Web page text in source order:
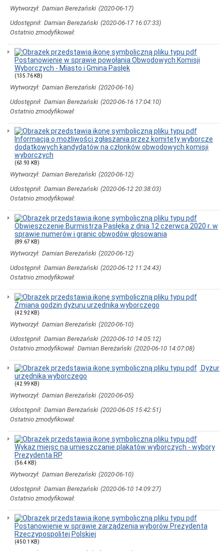
Dziennik
Ustaw
Monitor
Deklaracja
Dostępności
Koordynatorzy
dostępności
Elektroniczna
Obsługa
Interesanta
Elektroniczna
Skrzynka
Podawcza
Dostarczanie
dokumentów
do
Urzędu
Miejskiego
w
Pasłeku
na
nośniku
danych
Wymagania
dla
elektronicznych
dostarczanych
Urzędu
Miejskiego
Pasłęku
Załatwianie
spraw
Urzędzie
Moja
sprawa
Zamówienia
Publiczne
plany
zamówień
Ogłoszenia
przetargów
Postępowania
trwające
Zawiadomienia
wyborze
ofert
Postępowania
zakończone
Klauzula
informacyjna
Wytworzył: Damian Bereżański (2020-06-17)
Udostępnił: Damian Bereżański (2020-06-17 16:07:33)
Ostatnio zmodyfikował:
Postanowienie w sprawie powołania Obwodowych Komisji
Wyborczych - Miasto i Gmina Pasłęk
(135.76 KB)
Wytworzył: Damian Bereżański (2020-06-16)
Udostępnił: Damian Bereżański (2020-06-16 17:04:10)
Ostatnio zmodyfikował:
Informacja o możliwości zgłaszania przez komitety wyborcze
dodatkowych kandydatów na członków obwodowych komisji
wyborczych
(63.93 KB)
Wytworzył: Damian Bereżański (2020-06-12)
Udostępnił: Damian Bereżański (2020-06-12 20:38:03)
Ostatnio zmodyfikował:
Obwieszczenie Burmistrza Pasłęka z dnia 12 czerwca 2020 r. w
sprawie numerów i granic obwodów głosowania
(89.67 KB)
Wytworzył: Damian Bereżański (2020-06-12)
Udostępnił: Damian Bereżański (2020-06-12 11:24:43)
Ostatnio zmodyfikował:
Zmiana godzin dyżuru urzędnika wyborczego
(42.92 KB)
Wytworzył: Damian Bereżański (2020-06-10)
Udostępnił: Damian Bereżański (2020-06-10 14:05:12)
Ostatnio zmodyfikował: Damian Bereżański (2020-06-10 14:07:08)
Dyżur
urzędnika wyborczego
(42.99 KB)
Wytworzył: Damian Bereżański (2020-06-05)
Udostępnił: Damian Bereżański (2020-06-05 15:42:51)
Ostatnio zmodyfikował:
Wykaz miejsc na umieszczanie plakatów wyborczych - wybory
Prezydenta RP
(56.4 KB)
Wytworzył: Damian Bereżański (2020-06-10)
Udostępnił: Damian Bereżański (2020-06-10 14:09:27)
Ostatnio zmodyfikował:
Postanowienie w sprawie zarządzenia wyborów Prezydenta
Rzeczypospolitej Polskiej
(450.1 KB)